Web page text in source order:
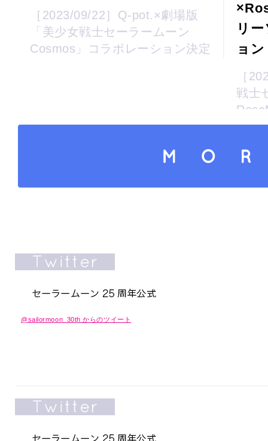
［2023/09/22］Q-pot.×劇場版
「美少女戦士セーラームーン
Cosmos」コラボレーション決定
リ
ョン
［
戦士
ワー
@sailormoon_30th からのツイート